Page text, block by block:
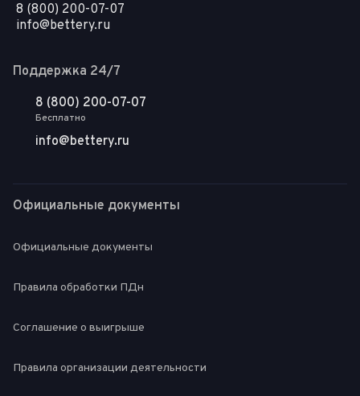
8 (800) 200-07-07
info@bettery.ru
Поддержка 24/7
8 (800) 200-07-07
Бесплатно
info@bettery.ru
Официальные документы
Официальные документы
Правила обработки ПДн
Соглашение о выигрыше
Правила организации деятельности